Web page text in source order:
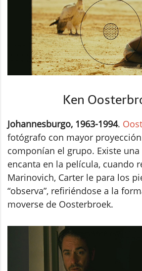
Ken
Johannesburgo, 1963-1994.
fotógrafo con mayor
componían el grupo. Existe
encanta en la película, cuando
Marinovich, Carter le para los
“observa”, refiriéndose a la
moverse de Oosterbroek.